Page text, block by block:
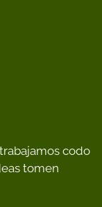
codo
tomen